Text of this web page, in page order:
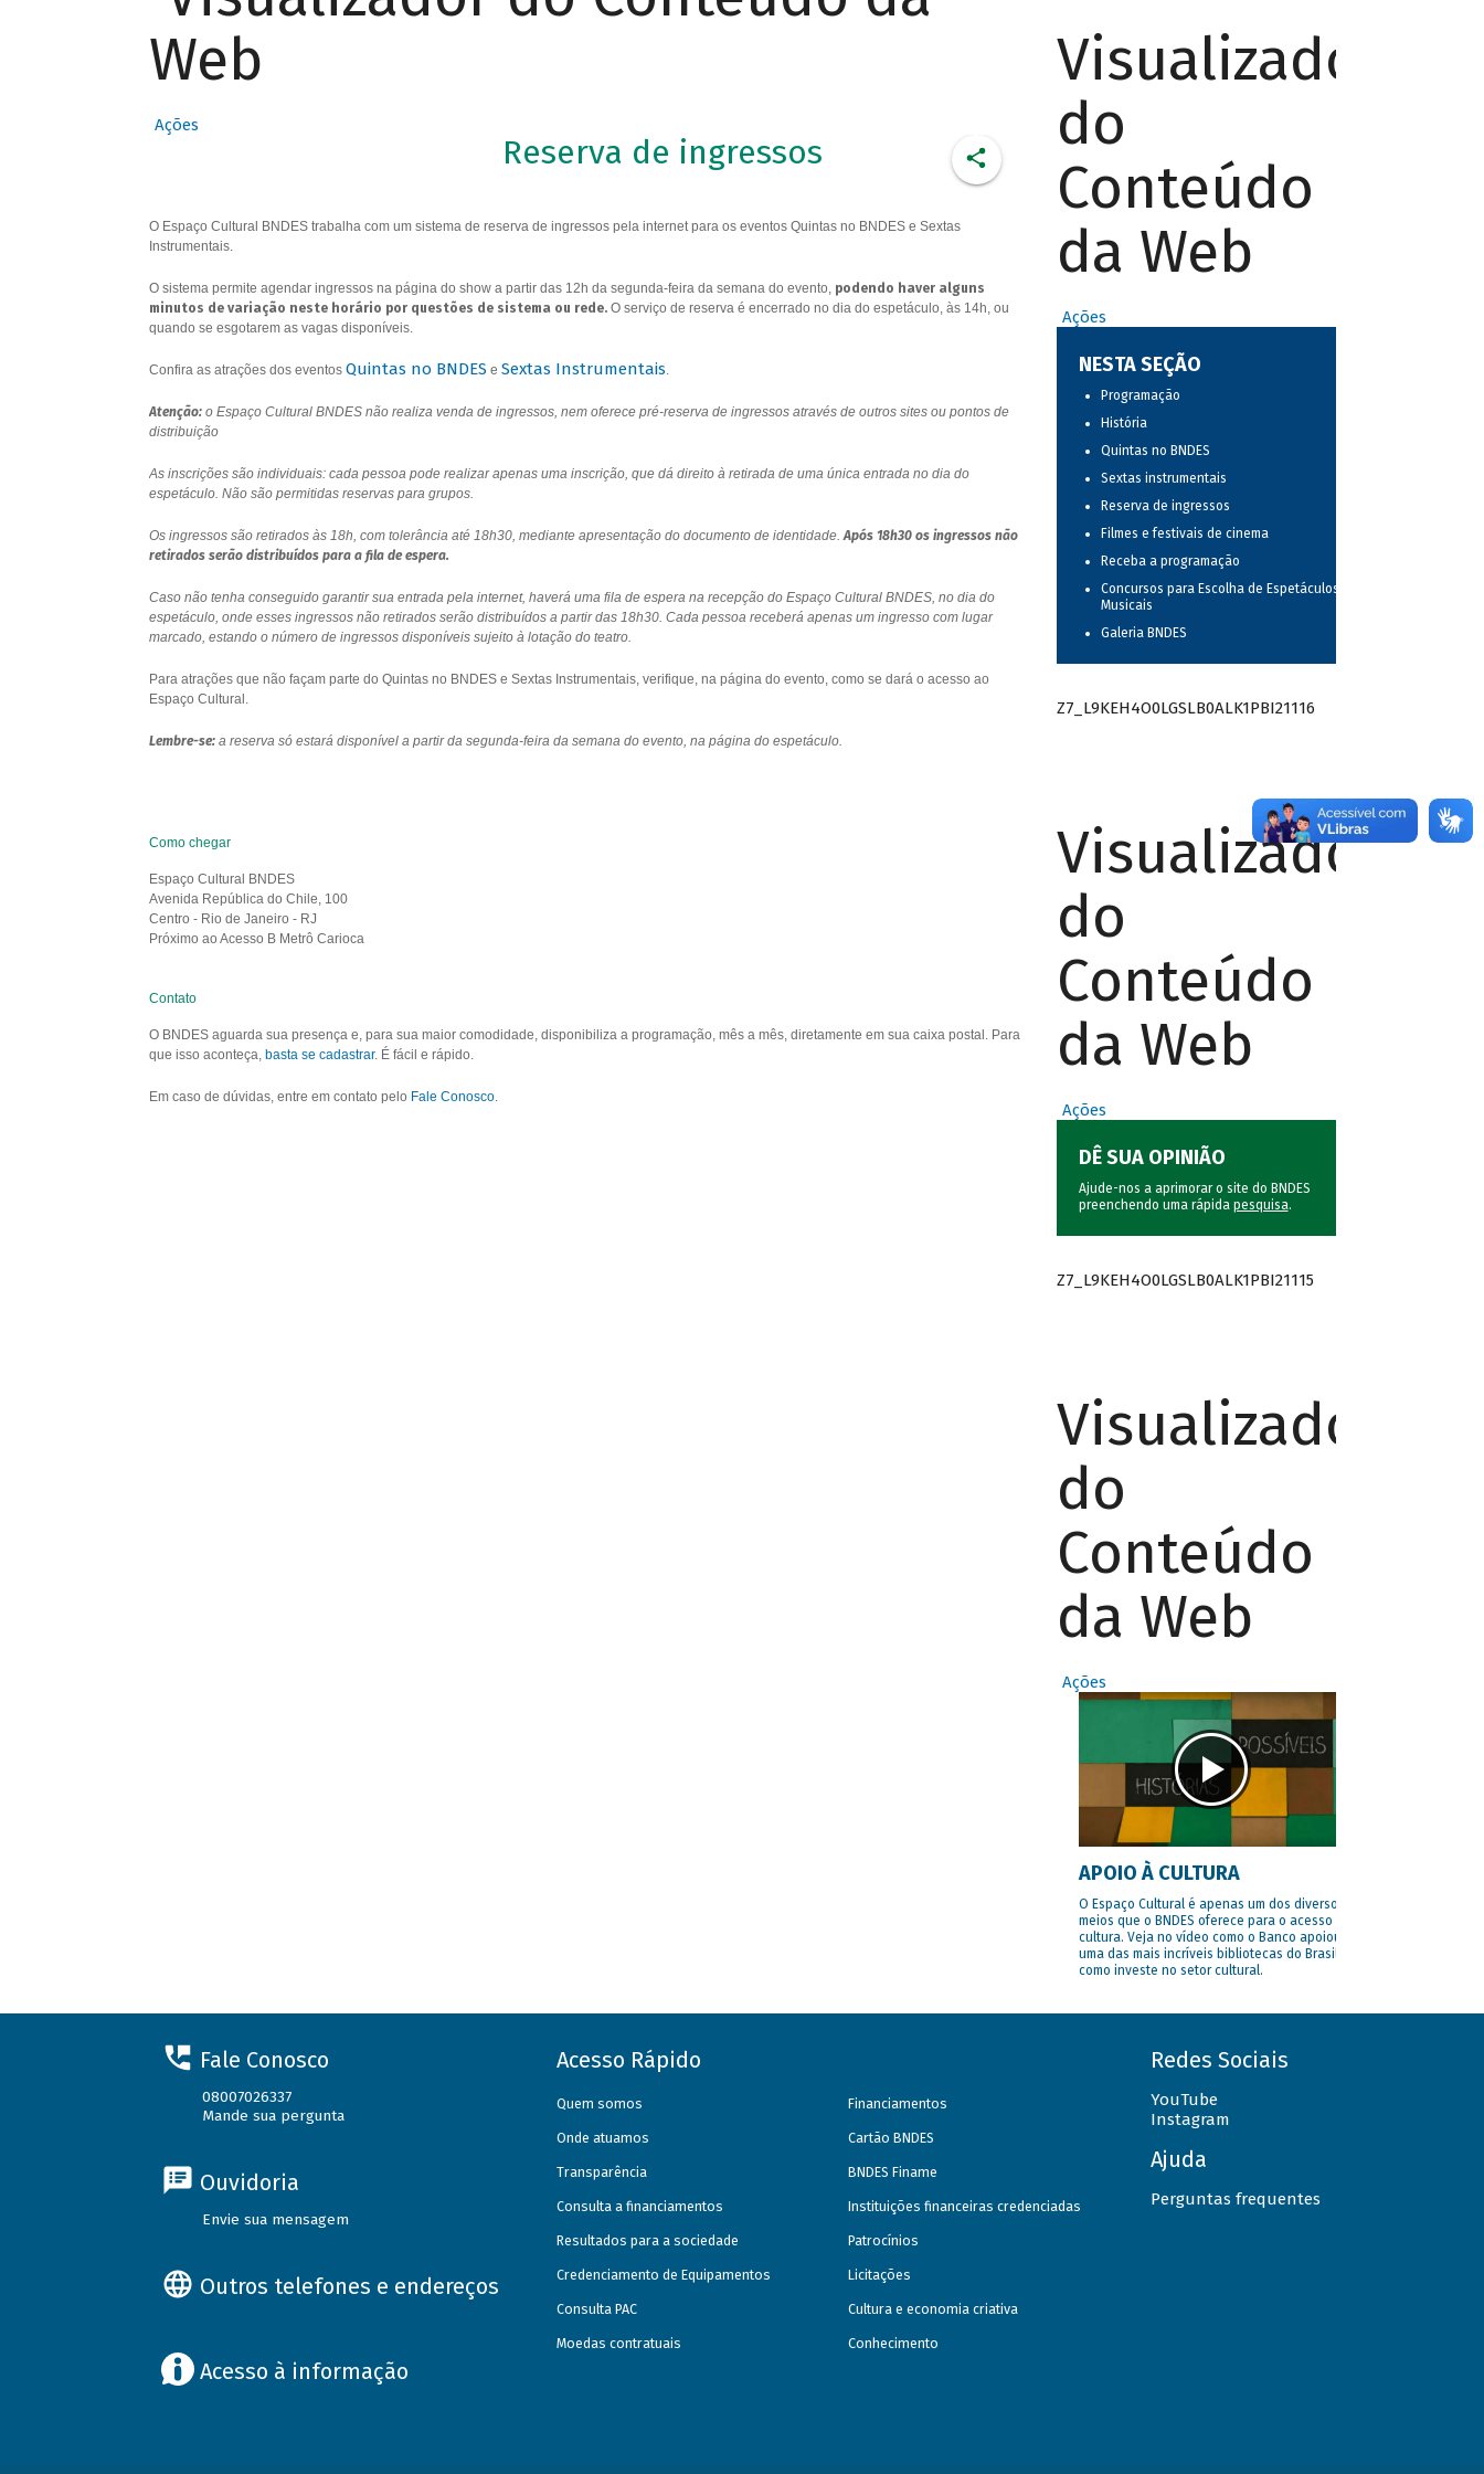
Web
Ações
Reserva de ingressos
O Espaço Cultural BNDES trabalha com um sistema de reserva de ingressos pela internet para os eventos Quintas no BNDES e Sextas
Instrumentais.
O sistema permite agendar ingressos na página do show a partir das 12h da segunda-feira da semana do evento, podendo haver alguns
minutos de variação neste horário por questões de sistema ou rede.O serviço de reserva é encerrado no dia do espetáculo, às 14h, ou
quando se esgotarem as vagas disponíveis.
Confira as atrações dos eventos Quintas no BNDES e Sextas Instrumentais.
Atenção:o Espaço Cultural BNDES não realiza venda de ingressos, nem oferece pré-reserva de ingressos através de outros sites ou pontos de
distribuição
As inscrições são individuais: cada pessoa pode realizar apenas uma inscrição, que dá direito à retirada de uma única entrada no dia do
espetáculo. Não são permitidas reservas para grupos.
Os ingressos são retirados às 18h, com tolerância até 18h30, mediante apresentação do documento de identidade.Após 18h30 os ingressos não
retirados serão distribuídos para a fila de espera.
Caso não tenha conseguido garantir sua entrada pela internet, haverá uma fila de espera na recepção do Espaço Cultural BNDES, no dia do
espetáculo, onde esses ingressos não retirados serão distribuídos a partir das 18h30. Cada pessoa receberá apenas um ingresso com lugar
marcado, estando o número de ingressos disponíveis sujeito à lotação do teatro.
Para atrações que não façam parte do Quintas no BNDES e Sextas Instrumentais, verifique, na página do evento, como se dará o acesso ao
Espaço Cultural.
Lembre-se:a reserva só estará disponível a partir da segunda-feira da semana do evento, na página do espetáculo.
Como chegar
Espaço Cultural BNDES
Avenida República do Chile, 100
Centro - Rio de Janeiro - RJ
Próximo ao Acesso B Metrô Carioca
Contato
O BNDES aguarda sua presença e, para sua maior comodidade, disponibiliza a programação, mês a mês, diretamente em sua caixa postal. Para
que isso aconteça, basta se cadastrar. É fácil e rápido.
Em caso de dúvidas, entre em contato pelo Fale Conosco.
Visualizador
do
Conteúdo
da Web
Ações
NESTA SEÇÃO
Programação
História
Quintas no BNDES
Sextas instrumentais
Reserva de ingressos
Filmes e festivais de cinema
Receba a programação
Concursos para Escolha de Espetáculos
Musicais
Galeria BNDES
Z7_L9KEH4O0LGSLB0ALK1PBI21116
Visualizador
do
Conteúdo
da Web
Ações
DÊ SUA OPINIÃO
Ajude-nos a aprimorar o site do BNDES
preenchendo uma rápida pesquisa.
Z7_L9KEH4O0LGSLB0ALK1PBI21115
Visualizador
do
Conteúdo
da Web
Ações
APOIO À CULTURA
O Espaço Cultural é apenas um dos diversos
meios que o BNDES oferece para o acesso à
cultura. Veja no vídeo como o Banco apoiou
uma das mais incríveis bibliotecas do Brasil e
como investe no setor cultural.
Fale Conosco
08007026337
Mande sua pergunta
Ouvidoria
Envie sua mensagem
Outros telefones e endereços
Acesso à informação
Acesso Rápido
Quem somos
Onde atuamos
Transparência
Consulta a financiamentos
Resultados para a sociedade
Credenciamento de Equipamentos
Consulta PAC
Moedas contratuais
Financiamentos
Cartão BNDES
BNDES Finame
Instituições financeiras credenciadas
Patrocínios
Licitações
Cultura e economia criativa
Conhecimento
Redes Sociais
YouTube
Instagram
Ajuda
Perguntas frequentes